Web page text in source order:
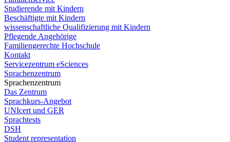
Studierende mit Kindern
Beschäftigte mit Kindern
wissenschaftliche Qualifizierung mit Kindern
Pflegende Angehörige
Familiengerechte Hochschule
Kontakt
Servicezentrum eSciences
Sprachenzentrum
Sprachenzentrum
Das Zentrum
Sprachkurs-Angebot
UNIcert und GER
Sprachtests
DSH
Student representation